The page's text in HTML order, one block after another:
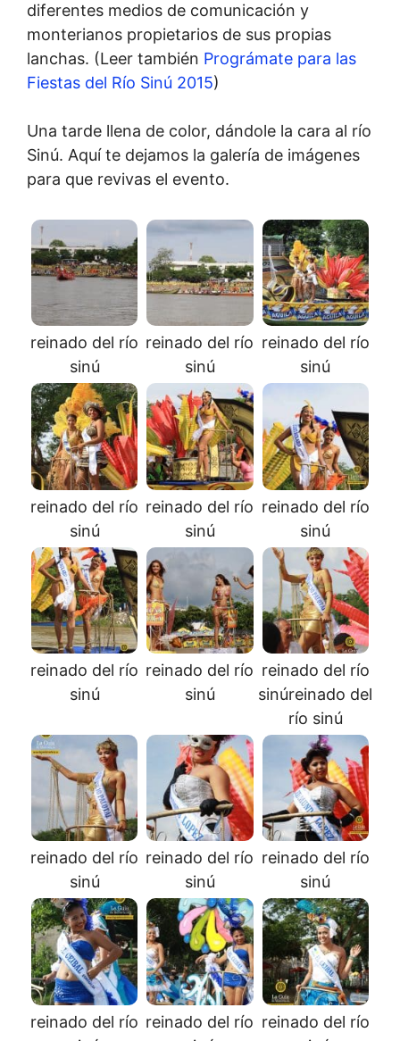
diferentes medios de comunicación y
monterianos propietarios de sus propias
lanchas. (Leer también Prográmate para las
Fiestas del Río Sinú 2015)
Una tarde llena de color, dándole la cara al río
Sinú. Aquí te dejamos la galería de imágenes
para que revivas el evento.
reinado del río
sinú
reinado del río
sinú
reinado del río
sinú
reinado del río
sinú
reinado del río
sinú
reinado del río
sinú
reinado del río
sinú
reinado del río
sinú
reinado del río
sinúreinado del
río sinú
reinado del río
sinú
reinado del río
sinú
reinado del río
sinú
reinado del río reinado del río reinado del río